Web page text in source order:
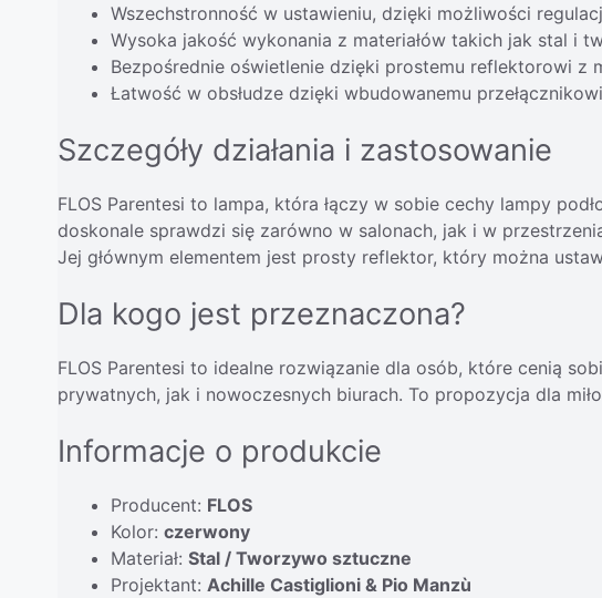
Wszechstronność w ustawieniu, dzięki możliwości
Wysoka jakość wykonania z materiałów takich jak stal i
Bezpośrednie oświetlenie dzięki prostemu reflektorowi z
Łatwość w obsłudze dzięki wbudowanemu
Szczegóły działania i zastosowanie
FLOS Parentesi to lampa, która łączy w sobie cechy lampy
doskonale sprawdzi się zarówno w salonach, jak i w
Jej głównym elementem jest prosty reflektor, który można
Dla kogo jest przeznaczona?
FLOS Parentesi to idealne rozwiązanie dla osób, które cenią
prywatnych, jak i nowoczesnych biurach. To propozycja dla
Informacje o produkcie
Producent: FLOS
Kolor: czerwony
Materiał: Stal / Tworzywo sztuczne
Projektant: Achille Castiglioni & Pio Manzù